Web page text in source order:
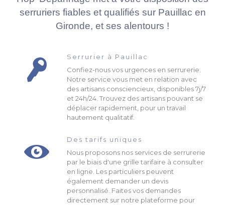
serruriers fiables et qualifiés sur Pauillac en
Gironde, et ses alentours !
Serrurier à Pauillac
Confiez-nous vos urgences en serrurerie.
Notre service vous met en relation avec
des artisans consciencieux, disponibles 7j/7
et 24h/24. Trouvez des artisans pouvant se
déplacer rapidement, pour un travail
hautement qualitatif.
Des tarifs uniques
Nous proposons nos services de serrurerie
par le biais d'une grille tarifaire à consulter
en ligne. Les particuliers peuvent
également demander un devis
personnalisé. Faites vos demandes
directement sur notre plateforme pour